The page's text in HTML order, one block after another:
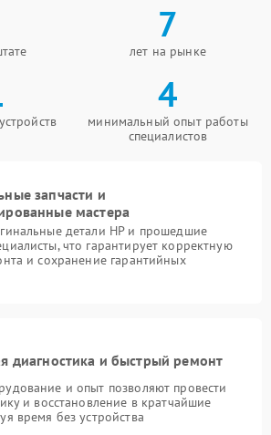
7
лет на рынке
4
минимальный опыт работы
специалистов
запчасти и
мастера
детали HP и прошедшие
что гарантирует корректную
и сохранение гарантийных
диагностика и быстрый ремонт
и опыт позволяют провести
и восстановление в кратчайшие
время без устройства